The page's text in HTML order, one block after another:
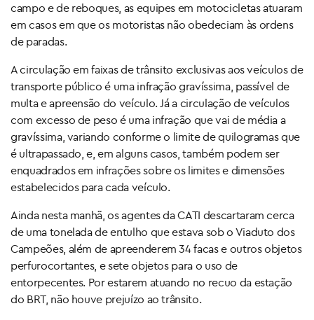
campo e de reboques, as equipes em motocicletas atuaram
em casos em que os motoristas não obedeciam às ordens
de paradas.
A circulação em faixas de trânsito exclusivas aos veículos de
transporte público é uma infração gravíssima, passível de
multa e apreensão do veículo. Já a circulação de veículos
com excesso de peso é uma infração que vai de média a
gravíssima, variando conforme o limite de quilogramas que
é ultrapassado, e, em alguns casos, também podem ser
enquadrados em infrações sobre os limites e dimensões
estabelecidos para cada veículo.
Ainda nesta manhã, os agentes da CATI descartaram cerca
de uma tonelada de entulho que estava sob o Viaduto dos
Campeões, além de apreenderem 34 facas e outros objetos
perfurocortantes, e sete objetos para o uso de
entorpecentes. Por estarem atuando no recuo da estação
do BRT, não houve prejuízo ao trânsito.